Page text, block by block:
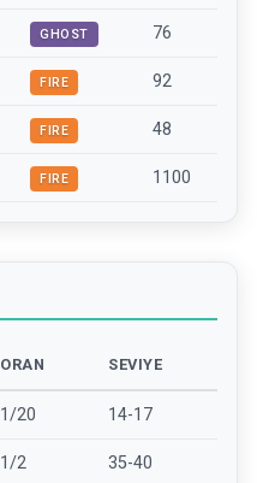
GHOST 76
FIRE 92
FIRE 48
FIRE 1100
ORAN SEVIYE
1/20 14-17
1/2 35-40